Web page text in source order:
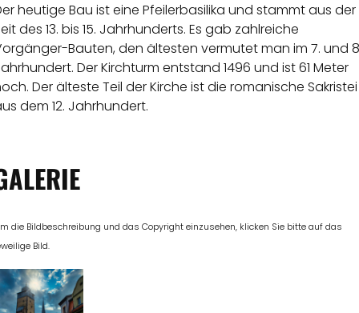
heutige Bau ist eine Pfeilerbasilika und stammt aus der
des 13. bis 15. Jahrhunderts. Es gab zahlreiche
Bauten, den ältesten vermutet man im 7. und
Der Kirchturm entstand 1496 und ist 61 Meter
Der älteste Teil der Kirche ist die romanische Sakristei
dem 12. Jahrhundert.
die Bildbeschreibung und das Copyright einzusehen, klicken Sie bitte auf das
Bild.